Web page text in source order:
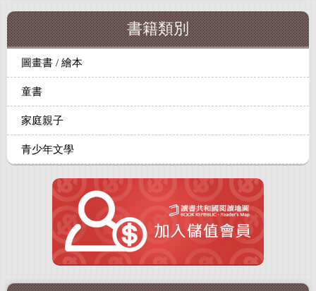
書籍類別
圖畫書 / 繪本
童書
家庭親子
青少年文學